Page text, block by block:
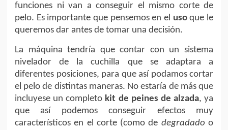
funciones ni van a conseguir el mismo corte de
pelo. Es importante que pensemos en el usoque le
queremos dar antes de tomar una decisión.
La máquina tendría que contar con un sistema
nivelador de la cuchilla que se adaptara a
diferentes posiciones, para que así podamos cortar
el pelo de distintas maneras. No estaría de más que
incluyese un completo kit de peines de alzada, ya
que así podemos conseguir efectos muy
característicos en el corte (como de degradado o